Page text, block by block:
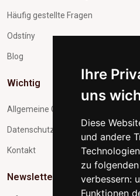
Ihre
uns
Diese
und andere
zu
verbessern:
Funktionen
Häufig gestellte Fragen
Odstíny
Blog
Wichtig
Allgemeine Geschäftsbedingungen
Datenschutz und Verarbeitung
Kontakt
Newsletter-Abonnement